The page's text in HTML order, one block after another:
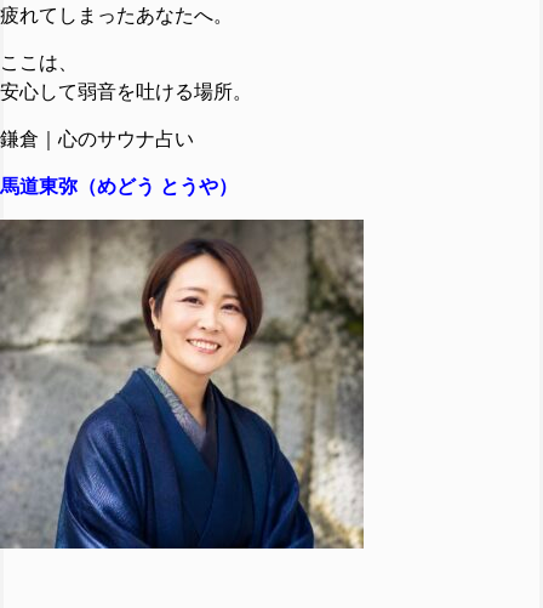
疲れてしまったあなたへ。
ここは、
安心して弱音を吐ける場所。
鎌倉｜心のサウナ占い
馬道東弥（めどう とうや）